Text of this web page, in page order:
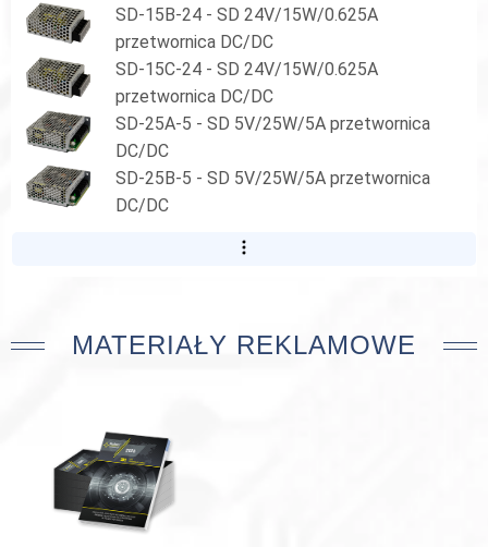
SD-15B-24 - SD 24V/15W/0.625A
przetwornica DC/DC
SD-15C-24 - SD 24V/15W/0.625A
przetwornica DC/DC
SD-25A-5 - SD 5V/25W/5A przetwornica
DC/DC
SD-25B-5 - SD 5V/25W/5A przetwornica
DC/DC
MATERIAŁY REKLAMOWE